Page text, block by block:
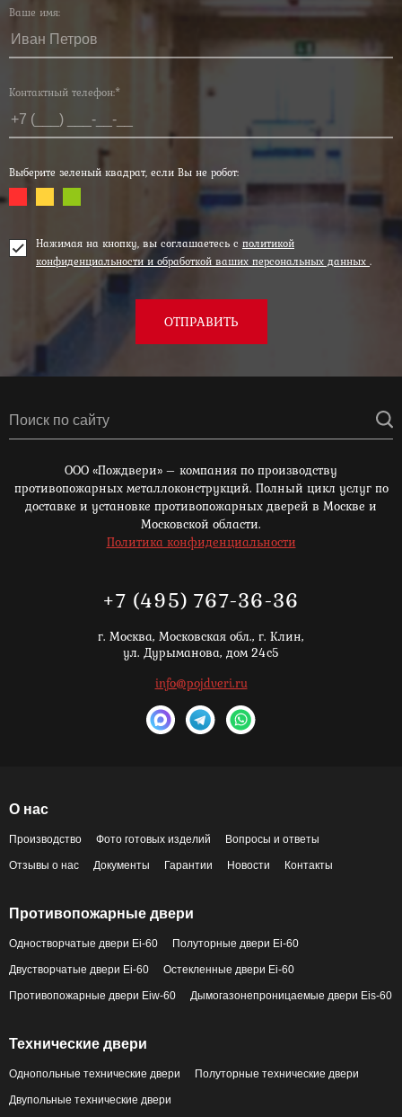
Ваше имя:
Контактный телефон:*
Выберите зеленый квадрат, если Вы не робот:
Нажимая на кнопку, вы соглашаетесь с политикой
конфиденциальности и обработкой ваших персональных данных .
ОТПРАВИТЬ
ООО «Пождвери» – компания по производству
противопожарных металлоконструкций. Полный цикл услуг по
доставке и установке противопожарных дверей в Москве и
Московской области.
Политика конфиденциальности
+7 (495) 767-36-36
г. Москва, Московская обл., г. Клин,
ул. Дурыманова, дом 24с5
info@pojdveri.ru
О нас
Производство Фото готовых изделий Вопросы и ответы
Отзывы о нас Документы Гарантии Новости Контакты
Противопожарные двери
Одностворчатые двери Ei-60 Полуторные двери Ei-60
Двустворчатые двери Ei-60 Остекленные двери Ei-60
Противопожарные двери Eiw-60 Дымогазонепроницаемые двери Eis-60
Технические двери
Однопольные технические двери Полуторные технические двери
Двупольные технические двери